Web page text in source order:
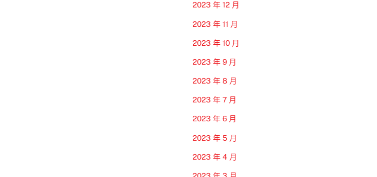
2023 年 12 月
2023 年 11 月
2023 年 10 月
2023 年 9 月
2023 年 8 月
2023 年 7 月
2023 年 6 月
2023 年 5 月
2023 年 4 月